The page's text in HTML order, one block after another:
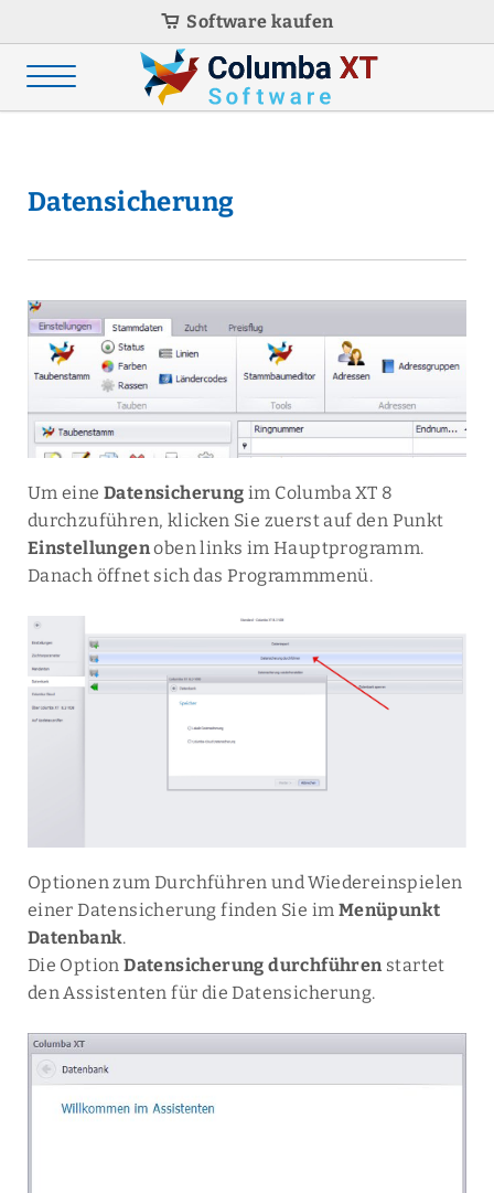
Software kaufen
Datensicherung
Um eineDatensicherung im Columba XT 8
durchzuführen, klicken Sie zuerst auf den Punkt
Einstellungenoben links im Hauptprogramm.
Danach öffnet sich das Programmmenü.
Optionen zum Durchführen und Wiedereinspielen
einer Datensicherung finden Sie im Menüpunkt
Datenbank.
Die OptionDatensicherung durchführenstartet
den Assistenten für die Datensicherung.